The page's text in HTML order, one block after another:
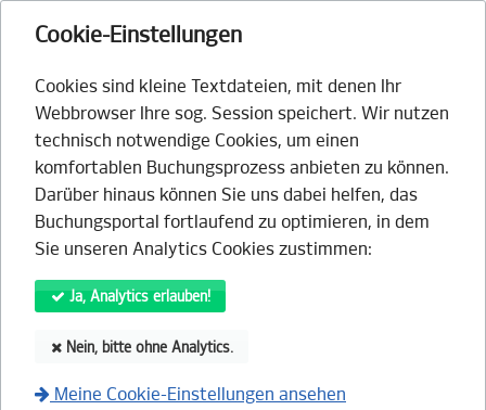
Cookie-Einstellungen
Cookies sind kleine Textdateien, mit denen Ihr
Webbrowser Ihre sog. Session speichert. Wir nutzen
technisch notwendige Cookies, um einen
komfortablen Buchungsprozess anbieten zu können.
Darüber hinaus können Sie uns dabei helfen, das
Buchungsportal fortlaufend zu optimieren, in dem
Sie unseren Analytics Cookies zustimmen:
Ja, Analytics erlauben!
Nein, bitte ohne Analytics.
Meine Cookie-Einstellungen ansehen